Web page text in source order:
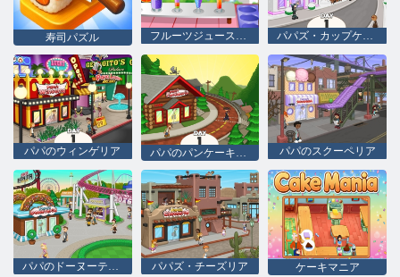
寿司パズル フルーツジュースメーカー パパズ・カップケーキリア
パパのウィンゲリア パパのスクーペリア
パパのドーヌーテリア パパズ・チーズリア ケーキマニア